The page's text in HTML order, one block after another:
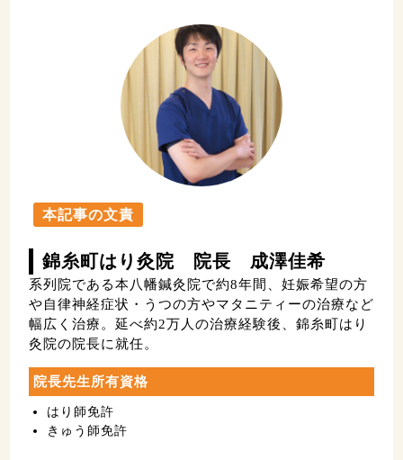
本記事の文責
錦糸町はり灸院 院長 成澤佳希
系列院である本八幡鍼灸院で約8年間、妊娠希望の方
や自律神経症状・うつの方やマタニティーの治療など
幅広く治療。延べ約2万人の治療経験後、錦糸町はり
灸院の院長に就任。
院長先生所有資格
はり師免許
きゅう師免許